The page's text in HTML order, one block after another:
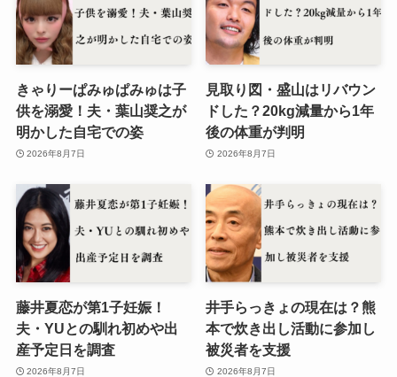
きゃりーぱみゅぱみゅは子
供を溺愛！夫・葉山奨之が
明かした自宅での姿
2026年8月7日
見取り図・盛山はリバウン
ドした？20kg減量から1年
後の体重が判明
2026年8月7日
藤井夏恋が第1子妊娠！
夫・YUとの馴れ初めや出
産予定日を調査
2026年8月7日
井手らっきょの現在は？熊
本で炊き出し活動に参加し
被災者を支援
2026年8月7日